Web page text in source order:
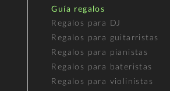
Guía regalos
Regalos para DJ
Regalos para guitarristas
Regalos para pianistas
Regalos para bateristas
Regalos para violinistas